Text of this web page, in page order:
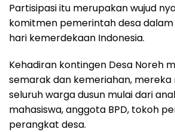
Partisipasi itu merupakan wujud
komitmen pemerintah desa
hari kemerdekaan Indonesia.
Kehadiran kontingen Desa Noreh
semarak dan kemeriahan,
seluruh warga dusun mulai dari
mahasiswa, anggota BPD, tokoh
perangkat desa.